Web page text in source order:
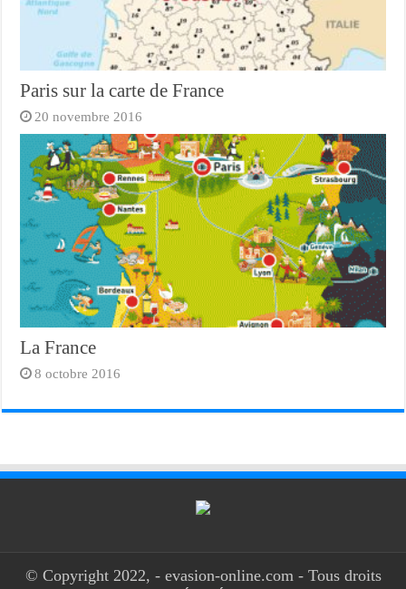
Paris sur la carte de France
20 novembre 2016
La France
8 octobre 2016
© Copyright 2022, - evasion-online.com - Tous droits